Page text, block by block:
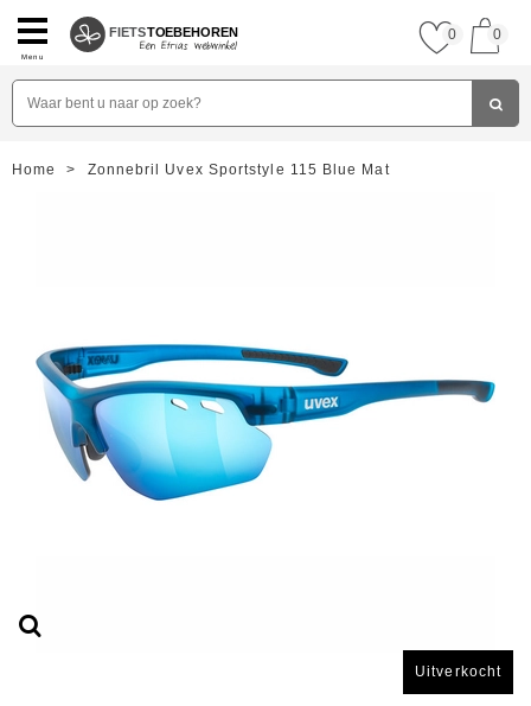
Menu
FIETSTOEBEHOREN 0 0
Home > Zonnebril Uvex Sportstyle 115 Blue Mat
Uitverkocht